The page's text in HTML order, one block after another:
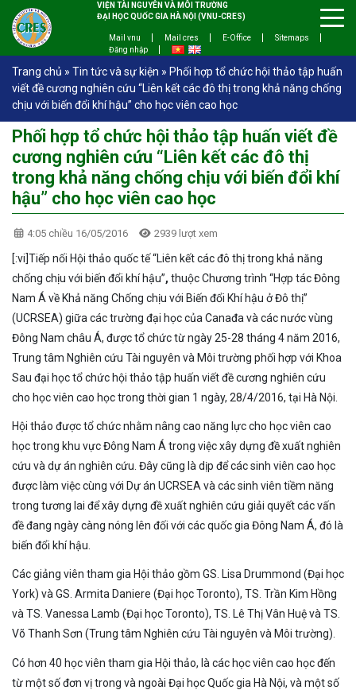
VIỆN TÀI NGUYÊN VÀ MÔI TRƯỜNG
ĐẠI HỌC QUỐC GIA HÀ NỘI (VNU-CRES)
Mail vnu Mail cres E-Office
Sitemaps
Đăng nhập
Trang chủ » Tin tức và sự kiện » Phối hợp tổ chức hội thảo tập huấn
viết đề cương nghiên cứu “Liên kết các đô thị trong khả năng chống
chịu với biến đổi khí hậu” cho học viên cao học
Phối hợp tổ chức hội thảo tập huấn viết đề
cương nghiên cứu “Liên kết các đô thị
trong khả năng chống chịu với biến đổi khí
hậu” cho học viên cao học
4:05 chiều 16/05/2016 2939 lượt xem
[:vi]Tiếp nối Hội thảo quốc tế “Liên kết các đô thị trong khả năng
chống chịu với biến đổi khí hậu”, thuộc Chương trình “Hợp tác Đông
Nam Á về Khả năng Chống chịu với Biến đổi Khí hậu ở Đô thị”
(UCRSEA) giữa các trường đại học của Canađa và các nước vùng
Đông Nam châu Á, được tổ chức từ ngày 25-28 tháng 4 năm 2016,
Trung tâm Nghiên cứu Tài nguyên và Môi trường phối hợp với Khoa
Sau đại học tổ chức hội thảo tập huấn viết đề cương nghiên cứu
cho học viên cao học trong thời gian 1 ngày, 28/4/2016, tại Hà Nội.
Hội thảo được tổ chức nhằm nâng cao năng lực cho học viên cao
học trong khu vực Đông Nam Á trong việc xây dựng đề xuất nghiên
cứu và dự án nghiên cứu. Đây cũng là dịp để các sinh viên cao học
được làm việc cùng với Dự án UCRSEA và các sinh viên tiềm năng
trong tương lai để xây dựng đề xuất nghiên cứu giải quyết các vấn
đề đang ngày càng nóng lên đối với các quốc gia Đông Nam Á, đó là
biến đổi khí hậu.
Các giảng viên tham gia Hội thảo gồm GS. Lisa Drummond (Đại học
York) và GS. Armita Daniere (Đại học Toronto), TS. Trần Kim Hồng
và TS. Vanessa Lamb (Đại học Toronto), TS. Lê Thị Vân Huệ và TS.
Võ Thanh Sơn (Trung tâm Nghiên cứu Tài nguyên và Môi trường).
Có hơn 40 học viên tham gia Hội thảo, là các học viên cao học đến
từ một số đơn vị trong và ngoài Đại học Quốc gia Hà Nội, và một số